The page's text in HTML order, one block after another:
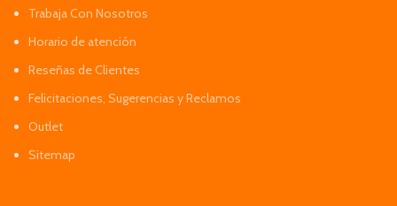
Trabaja Con Nosotros
Horario de atención
Reseñas de Clientes
Felicitaciones, Sugerencias y Reclamos
Outlet
Sitemap